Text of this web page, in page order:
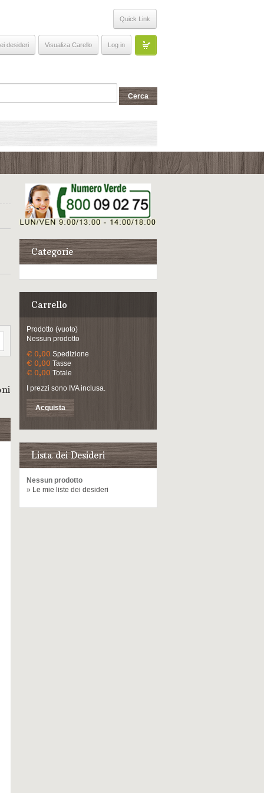
Quick Link
desideri Visualiza Carello Log in
Categorie
Carrello
Prodotto (vuoto)
Nessun prodotto
€ 0,00 Spedizione
€ 0,00 Tasse
€ 0,00 Totale
I prezzi sono IVA inclusa.
Acquista
Lista dei Desideri
Nessun prodotto
» Le mie liste dei desideri